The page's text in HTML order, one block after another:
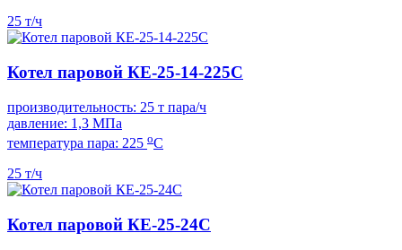
25 т/ч
Котел паровой КЕ-25-14-225С
производительность: 25 т пара/ч
давление: 1,3 МПа
температура пара: 225 оС
25 т/ч
Котел паровой КЕ-25-24С